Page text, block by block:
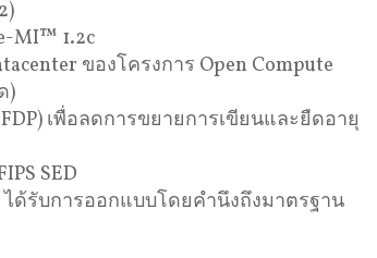
MI™ 1.2c
ของโครงการ Open Compute
)
เพื่อลดการขยายการเขียนและยืดอายุ
SED
ได้รับการออกแบบโดยคำนึงถึงมาตรฐาน